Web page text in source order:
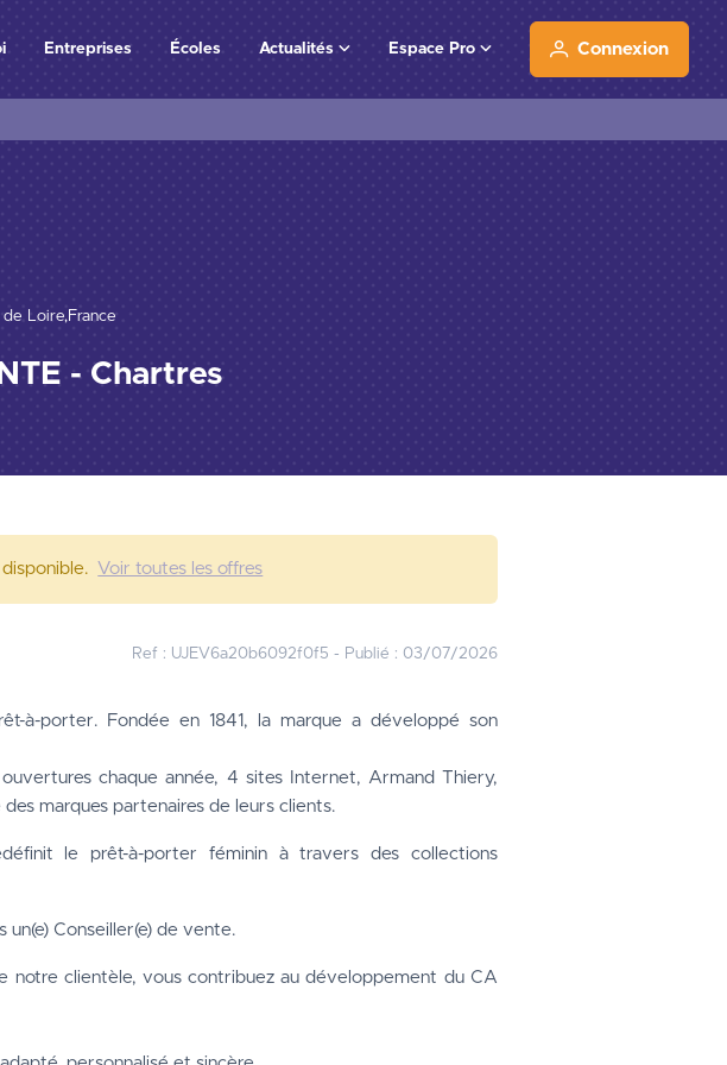
Entreprises Écoles Actualités Espace Pro Connexion
Loire,France
- Chartres
Voir toutes les offres
Ref : UJEV6a20b6092f0f5 - Publié : 03/07/2026
à-porter. Fondée en 1841, la marque a développé son
chaque année, 4 sites Internet, Armand Thiery,
marques partenaires de leurs clients.
le prêt-à-porter féminin à travers des collections
un(e) Conseiller(e) de vente.
notre clientèle, vous contribuez au développement du CA